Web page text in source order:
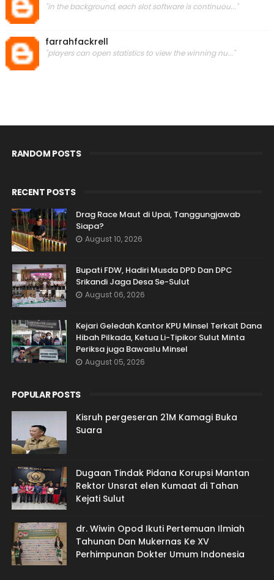
"in the background, each slot software is continuou..."
farrahfackrell
"players can open statistics to view the winning nu..."
RANDOM POSTS
RECENT POSTS
Drag Race Maut di Upai, Tanggungjawab
Siapa?
August 10, 2026
Bupati FDW, Hadiri Musda DPD Dan DPC
Srikandi Jaga Desa Se-Sulut
August 06, 2026
Kejari Geledah Kantor KPU Minsel Terkait Dana
Hibah Pilkada, Ketua Li-Tipikor Sulut Minta
Periksa juga Bawaslu Minsel
August 05, 2026
POPULAR POSTS
Kisruh pergeseran 21M Kamagi Buka
Suara
Dugaan Tindak Pidana Korupsi Mantan
Rektor Unsrat elen Kumaat di Tahan
Kejati Sulut
dr. Wiwin Opod Ikuti Pertemuan Ilmiah
Tahunan Dan Mukernas Ke XV
Perhimpunan Dokter Umum Indonesia